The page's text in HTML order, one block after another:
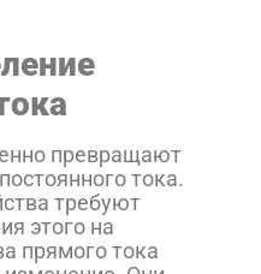
превращают
тока.
требуют
этого на
прямого тока